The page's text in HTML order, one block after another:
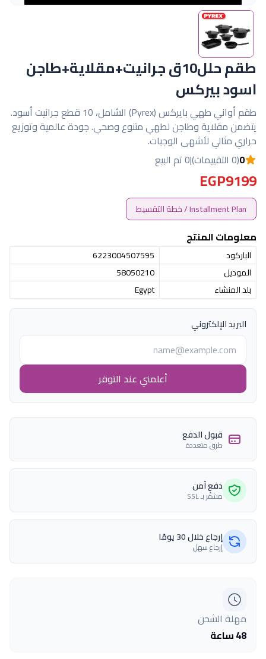
طقم حلل10ق جرانيت+مقلاية+طاجن
اسود بيركس
طقم أواني طهي بايركس (Pyrex) الشامل، 10 قطع جرانيت أسود.
يتضمن مقلاية وطاجن لطهي متنوع وصحي. جودة عالمية وتوزيع
حراري مثالي لأشهى الوجبات.
0(0 التقييمات) |0 تم البيع
EGP9199
Installment Plan / خطة التقسيط
معلومات المنتج
الباركود
6223004507595
الموديل
58050210
بلد المنشاء
Egypt
البريد الإلكتروني
أعلمني عند التوفر
قبول الدفع
طرق متعددة
دفع آمن
مشفّر بـ SSL
إرجاع خلال 30 يومًا
إرجاع سهل
مهلة الشحن
48 ساعة